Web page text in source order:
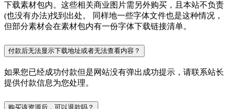
下载素材包内。这些相关商业图片需另外购买，且本站不负责
(也没有办法)找到出处。 同样地一些字体文件也是这种情况，
但部分素材会在素材包内有一份字体下载链接清单。
付款后无法显示下载地址或者无法查看内容？
如果您已经成功付款但是网站没有弹出成功提示，请联系站长
提供付款信息为您处理。
购买该资源后，可以退款吗？